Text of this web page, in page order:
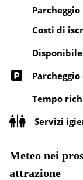
Costi di
Tempo
Servizi
Meteo nei
attrazione